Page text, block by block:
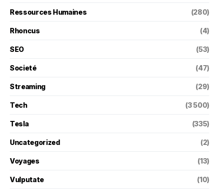
Ressources Humaines (280)
Rhoncus (4)
SEO (53)
Societé (47)
Streaming (29)
Tech (3 500)
Tesla (335)
Uncategorized (2)
Voyages (13)
Vulputate (10)